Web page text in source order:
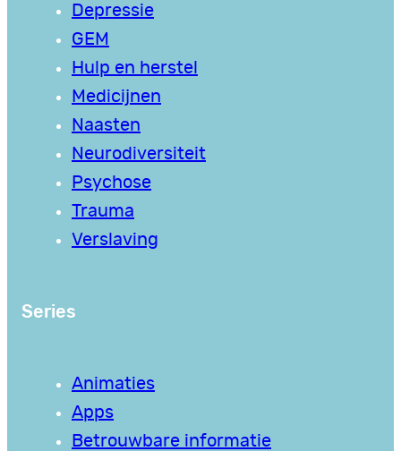
Depressie
GEM
Hulp en herstel
Medicijnen
Naasten
Neurodiversiteit
Psychose
Trauma
Verslaving
Series
Animaties
Apps
Betrouwbare informatie